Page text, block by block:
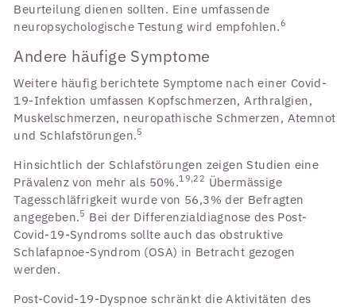
Beurteilung dienen sollten. Eine umfassende
neuropsychologische Testung wird empfohlen.6
Andere häufige Symptome
Weitere häufig berichtete Symptome nach einer Covid-
19-Infektion umfassen Kopfschmerzen, Arthralgien,
Muskelschmerzen, neuropathische Schmerzen, Atemnot
und Schlafstörungen.5
Hinsichtlich der Schlafstörungen zeigen Studien eine
Prävalenz von mehr als 50%.19,22 Übermässige
Tagesschläfrigkeit wurde von 56,3% der Befragten
angegeben.5 Bei der Differenzialdiagnose des Post-
Covid-19-Syndroms sollte auch das obstruktive
Schlafapnoe-Syndrom (OSA) in Betracht gezogen
werden.
Post-Covid-19-Dyspnoe schränkt die Aktivitäten des